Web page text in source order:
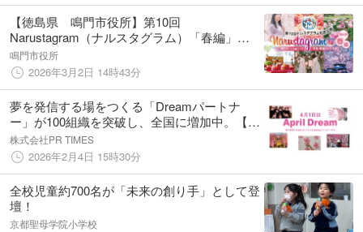
【徳島県 鳴門市役所】第10回
Narustagram（ナルスタグラム）「春編」作
品募集開始
鳴門市役所
2026年3月2日 14時43分
夢を発信する場をつくる「Dreamパートナ
ー」が100組織を突破し、全国に増加中。【4
月1日はApril Dream】
株式会社PR TIMES
2026年2月4日 15時30分
全校児童約700名が「未来の創り手」として登
壇！
京都聖母学院小学校